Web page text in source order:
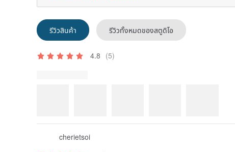
รีวิวสินค้า รีวิวทั้งหมดของสตูดิโอ
4.8 (5)
แปลจาก ภาษาอังกฤษ